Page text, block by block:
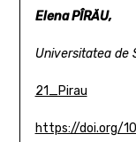
Elena PÎRĂU,
Universitatea de
21_Pirau
https://doi.org/